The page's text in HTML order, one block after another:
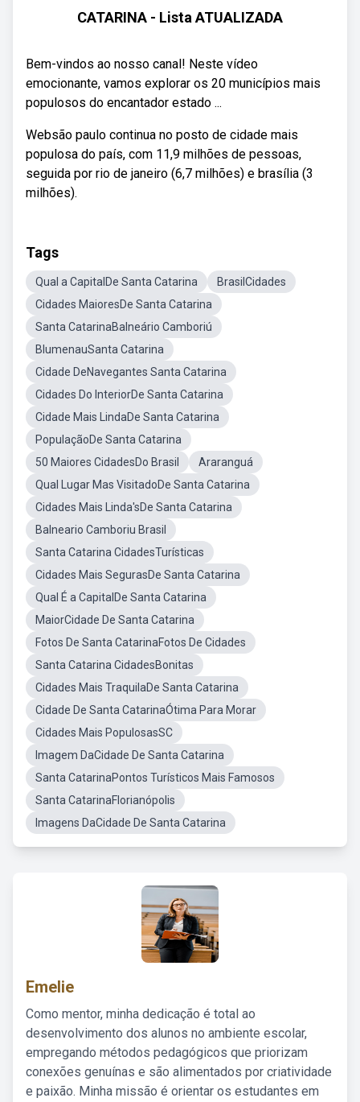
CATARINA - Lista ATUALIZADA
Bem-vindos ao nosso canal! Neste vídeo
emocionante, vamos explorar os 20 municípios mais
populosos do encantador estado ...
Websão paulo continua no posto de cidade mais
populosa do país, com 11,9 milhões de pessoas,
seguida por rio de janeiro (6,7 milhões) e brasília (3
milhões).
Tags
Qual a CapitalDe Santa Catarina
BrasilCidades
Cidades MaioresDe Santa Catarina
Santa CatarinaBalneário Camboriú
BlumenauSanta Catarina
Cidade DeNavegantes Santa Catarina
Cidades Do InteriorDe Santa Catarina
Cidade Mais LindaDe Santa Catarina
PopulaçãoDe Santa Catarina
50 Maiores CidadesDo Brasil
Araranguá
Qual Lugar Mas VisitadoDe Santa Catarina
Cidades Mais Linda'sDe Santa Catarina
Balneario Camboriu Brasil
Santa Catarina CidadesTurísticas
Cidades Mais SegurasDe Santa Catarina
Qual É a CapitalDe Santa Catarina
MaiorCidade De Santa Catarina
Fotos De Santa CatarinaFotos De Cidades
Santa Catarina CidadesBonitas
Cidades Mais TraquilaDe Santa Catarina
Cidade De Santa CatarinaÓtima Para Morar
Cidades Mais PopulosasSC
Imagem DaCidade De Santa Catarina
Santa CatarinaPontos Turísticos Mais Famosos
Santa CatarinaFlorianópolis
Imagens DaCidade De Santa Catarina
Emelie
Como mentor, minha dedicação é total ao
desenvolvimento dos alunos no ambiente escolar,
empregando métodos pedagógicos que priorizam
conexões genuínas e são alimentados por criatividade
e paixão. Minha missão é orientar os estudantes em